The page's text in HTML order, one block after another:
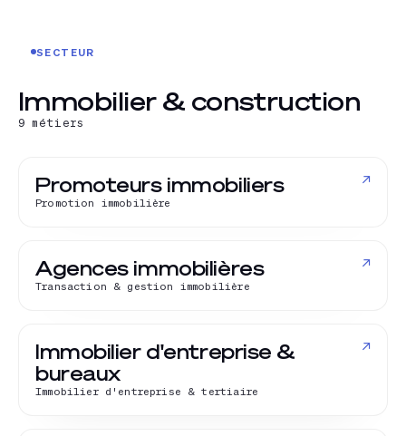
SECTEUR
Immobilier & construction
9 métiers
Promoteurs immobiliers
Promotion immobilière
↗
Agences immobilières
Transaction & gestion immobilière
↗
Immobilier d'entreprise &
bureaux
Immobilier d'entreprise & tertiaire
↗